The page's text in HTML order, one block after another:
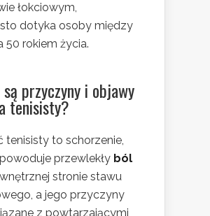
łokciowym,
dotyka osoby między
50 rokiem życia.
są przyczyny i objawy
tenisisty?
tenisisty to schorzenie,
przewlekły ból
stronie stawu
a jego przyczyny
z powtarzającymi